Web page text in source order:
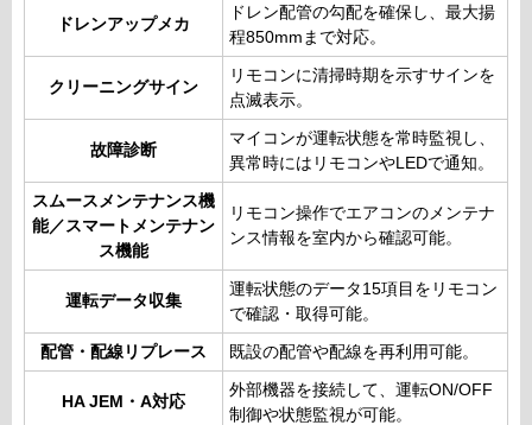
ドレンアップメカ
ドレン配管の勾配を確保し、最大揚
程850mmまで対応。
クリーニングサイン
リモコンに清掃時期を示すサインを
点滅表示。
故障診断
マイコンが運転状態を常時監視し、
異常時にはリモコンやLEDで通知。
スムースメンテナンス機
能／スマートメンテナン
ス機能
リモコン操作でエアコンのメンテナ
ンス情報を室内から確認可能。
運転データ収集
運転状態のデータ15項目をリモコン
で確認・取得可能。
配管・配線リプレース 既設の配管や配線を再利用可能。
HA JEM・A対応
外部機器を接続して、運転ON/OFF
制御や状態監視が可能。